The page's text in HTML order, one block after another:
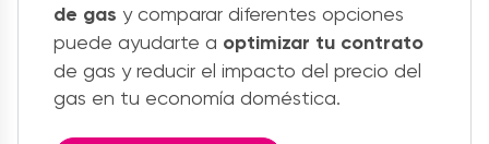
de gas y comparar diferentes opciones
puede ayudarte a optimizar tu contrato
de gas y reducir el impacto del precio del
gas en tu economía doméstica.